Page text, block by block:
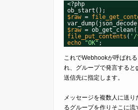
<?php
ob_start();
$raw =
$raw =
file_put_contents ( '/
echo
"OK" ;
これでWebhookが呼ばれ
れ、グループで発言する
送信先に指定します。
メッセージを複数人に送
るグループを作りそこに流